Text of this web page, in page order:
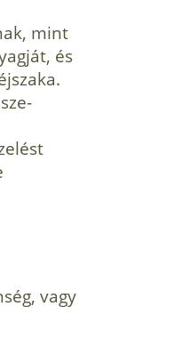
mint
és
vagy